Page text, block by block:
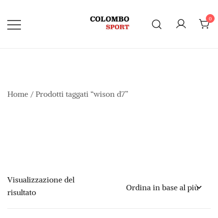
contenuto
0
Home / Prodotti taggati “wison d7”
Visualizzazione del
risultato